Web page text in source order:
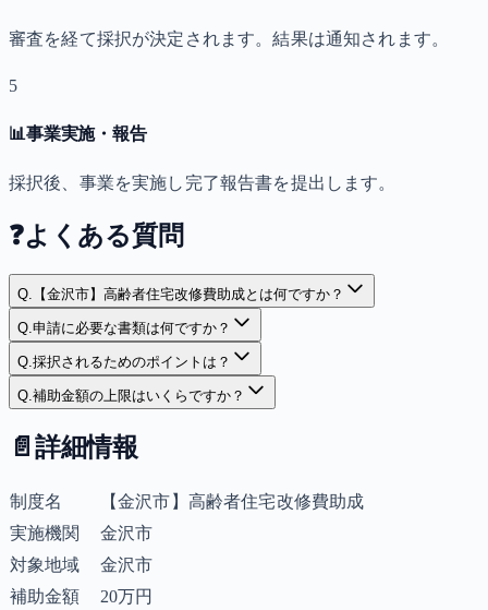
審査を経て採択が決定されます。結果は通知されます。
5
📊事業実施・報告
採択後、事業を実施し完了報告書を提出します。
❓よくある質問
Q. 【金沢市】高齢者住宅改修費助成とは何ですか？
Q.申請に必要な書類は何ですか？
Q.採択されるためのポイントは？
Q.補助金額の上限はいくらですか？
📄 詳細情報
制度名
【金沢市】高齢者住宅改修費助成
実施機関
金沢市
対象地域
金沢市
補助金額
20万円